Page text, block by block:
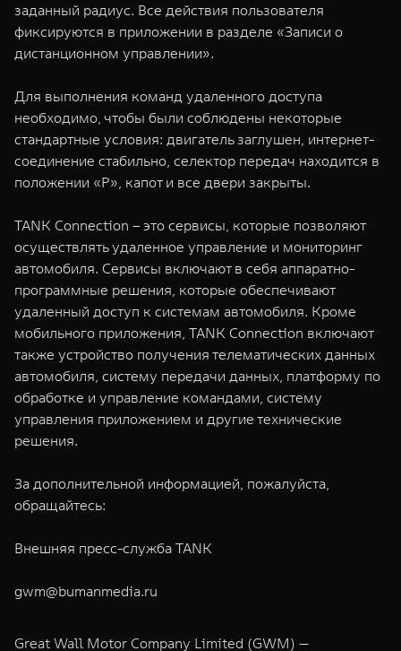
заданный радиус. Все действия пользователя
фиксируются в приложении в разделе «Записи о
дистанционном управлении».
Для выполнения команд удаленного доступа
необходимо, чтобы были соблюдены некоторые
стандартные условия: двигатель заглушен, интернет-
соединение стабильно, селектор передач находится в
положении «P», капот и все двери закрыты.
TANK Connection – это сервисы, которые позволяют
осуществлять удаленное управление и мониторинг
автомобиля. Сервисы включают в себя аппаратно-
программные решения, которые обеспечивают
удаленный доступ к системам автомобиля. Кроме
мобильного приложения, TANK Connection включают
также устройство получения телематических данных
автомобиля, систему передачи данных, платформу по
обработке и управление командами, систему
управления приложением и другие технические
решения.
За дополнительной информацией, пожалуйста,
обращайтесь:
Внешняя пресс-служба TANK
gwm@bumanmedia.ru
Great Wall Motor Company Limited (GWM) —